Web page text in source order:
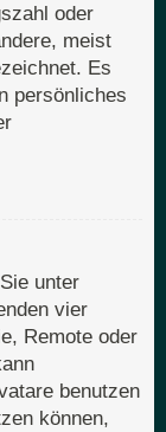
oder
meist
Es
persönliches
unter
vier
Remote oder
benutzen
können,